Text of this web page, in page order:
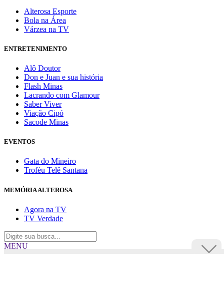
Alterosa Esporte
Bola na Área
Várzea na TV
ENTRETENIMENTO
Alô Doutor
Don e Juan e sua história
Flash Minas
Lacrando com Glamour
Saber Viver
Viação Cipó
Sacode Minas
EVENTOS
Gata do Mineiro
Troféu Telê Santana
MEMÓRIA ALTEROSA
Agora na TV
TV Verdade
MENU